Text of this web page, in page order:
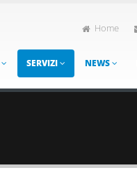
Home
SERVIZI NEWS